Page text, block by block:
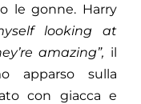
le gonne. Harry
looking at
amazing”, il
apparso sulla
con giacca e